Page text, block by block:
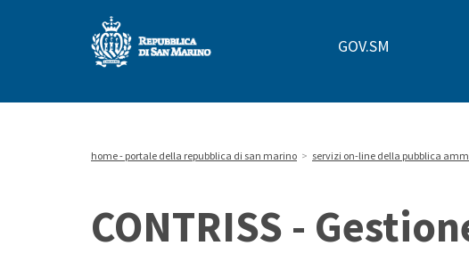
di
Marino
GOV.SM
home - portale della repubblica di san marino > servizi on-line della pubblica
CONTRISS -